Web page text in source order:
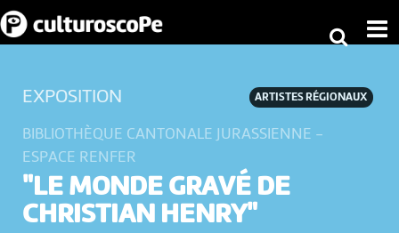
ARTISTES RÉGIONAUX
EXPOSITION
BIBLIOTHÈQUE CANTONALE JURASSIENNE -
ESPACE RENFER
"LE MONDE GRAVÉ DE
CHRISTIAN HENRY"